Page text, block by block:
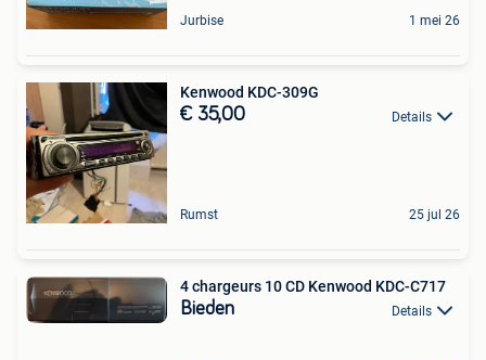
Jurbise 1 mei 26
Kenwood KDC-309G
€ 35,00 Details
Rumst 25 jul 26
4 chargeurs 10 CD Kenwood KDC-C717
Bieden Details